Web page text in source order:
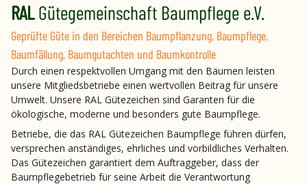
RALGütegemeinschaft Baumpflege e.V.
Geprüfte Güte in den Bereichen Baumpflanzung, Baumpflege,
Baumfällung, Baumgutachten und Baumkontrolle
Durch einen respektvollen Umgang mit den Bäumen leisten
unsere Mitgliedsbetriebe einen wertvollen Beitrag für unsere
Umwelt. Unsere RAL Gütezeichen sind Garanten für die
ökologische, moderne und besonders gute Baumpflege.
Betriebe, die das RAL Gütezeichen Baumpflege führen dürfen,
versprechen anständiges, ehrliches und vorbildliches Verhalten.
Das Gütezeichen garantiert dem Auftraggeber, dass der
Baumpflegebetrieb für seine Arbeit die Verantwortung